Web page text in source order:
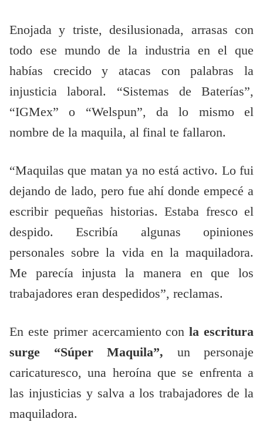
Enojada y triste, desilusionada, arrasas con
todo ese mundo de la industria en el que
habías crecido y atacas con palabras la
injusticia laboral. “Sistemas de Baterías”,
“IGMex” o “Welspun”, da lo mismo el
nombre de la maquila, al final te fallaron.
“Maquilas que matan ya no está activo. Lo fui
dejando de lado, pero fue ahí donde empecé a
escribir pequeñas historias. Estaba fresco el
despido. Escribía algunas opiniones
personales sobre la vida en la maquiladora.
Me parecía injusta la manera en que los
trabajadores eran despedidos”, reclamas.
En este primer acercamiento con la escritura
surge “Súper Maquila”, un personaje
caricaturesco, una heroína que se enfrenta a
las injusticias y salva a los trabajadores de la
maquiladora.